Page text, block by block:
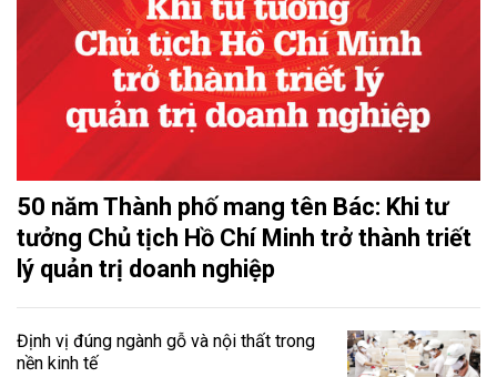
50 năm Thành phố mang tên Bác: Khi tư
tưởng Chủ tịch Hồ Chí Minh trở thành triết
lý quản trị doanh nghiệp
Định vị đúng ngành gỗ và nội thất trong
nền kinh tế